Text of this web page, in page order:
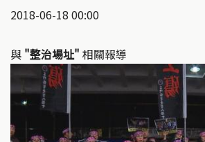
2018-06-18 00:00
與 "整治場址" 相關報導